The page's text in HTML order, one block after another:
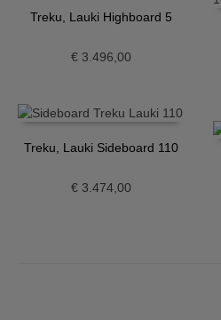
Treku, Lauki Highboard 5
€3.496,00
Treku, Lauki Sideboard 110
€3.474,00